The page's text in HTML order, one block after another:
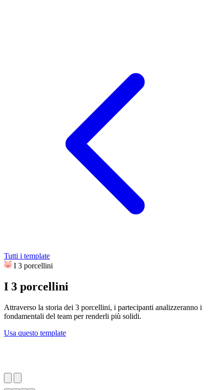
Tutti i template
I 3 porcellini
I 3 porcellini
Attraverso la storia dei 3 porcellini, i partecipanti analizzeranno i
fondamentali del team per renderli più solidi.
Usa questo template